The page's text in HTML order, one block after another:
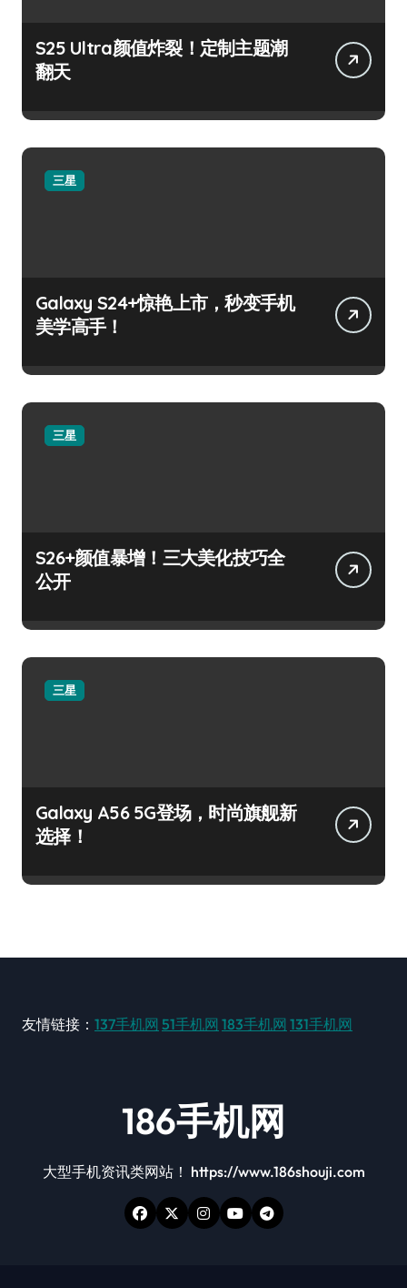
S25 Ultra颜值炸裂！定制主题潮
翻天
三星
Galaxy S24+惊艳上市，秒变手机
美学高手！
三星
S26+颜值暴增！三大美化技巧全
公开
三星
Galaxy A56 5G登场，时尚旗舰新
选择！
友情链接： 137手机网 51手机网 183手机网 131手机网
186手机网
大型手机资讯类网站！ https://www.186shouji.com